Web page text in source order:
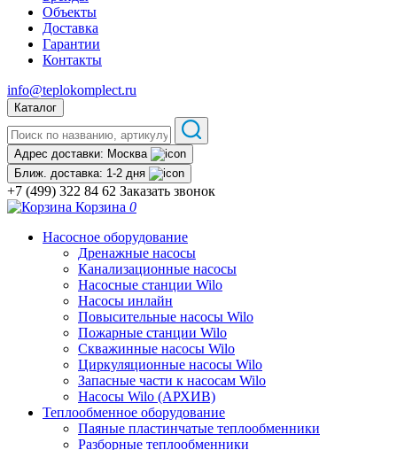
Объекты
Доставка
Гарантии
Контакты
info@teplokomplect.ru
Каталог
Адрес доставки: Москва
Ближ. доставка: 1-2 дня
+7 (499) 322 84 62 Заказать звонок
Корзина 0
Насосное оборудование
Дренажные насосы
Канализационные насосы
Насосные станции Wilo
Насосы инлайн
Повысительные насосы Wilo
Пожарные станции Wilo
Скважинные насосы Wilo
Циркуляционные насосы Wilo
Запасные части к насосам Wilo
Насосы Wilo (АРХИВ)
Теплообменное оборудование
Паяные пластинчатые теплообменники
Разборные теплообменники